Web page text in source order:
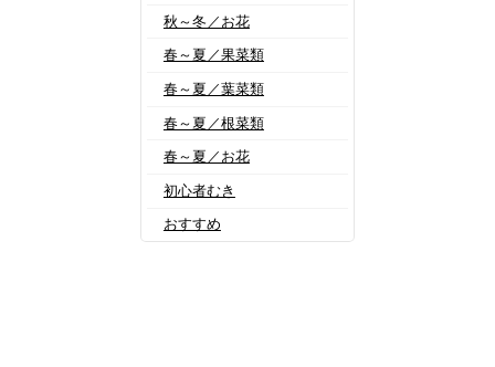
秋～冬／お花
春～夏／果菜類
春～夏／葉菜類
春～夏／根菜類
春～夏／お花
初心者むき
おすすめ